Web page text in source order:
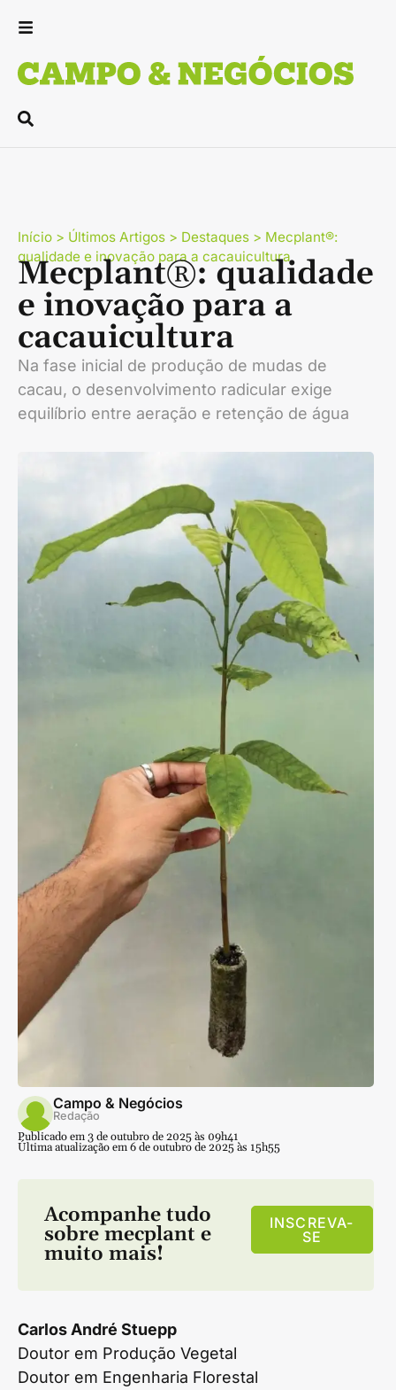
Início > Últimos Artigos > Destaques > Mecplant®:
qualidade e inovação para a cacauicultura
Mecplant®: qualidade
e inovação para a
cacauicultura
Na fase inicial de produção de mudas de
cacau, o desenvolvimento radicular exige
equilíbrio entre aeração e retenção de água
Campo & Negócios
Redação
Publicado em 3 de outubro de 2025 às 09h41
Última atualização em 6 de outubro de 2025 às 15h55
Acompanhe tudo
sobre mecplant e
muito mais!
INSCREVA-
SE
Carlos André Stuepp
Doutor em Produção Vegetal
Doutor em Engenharia Florestal